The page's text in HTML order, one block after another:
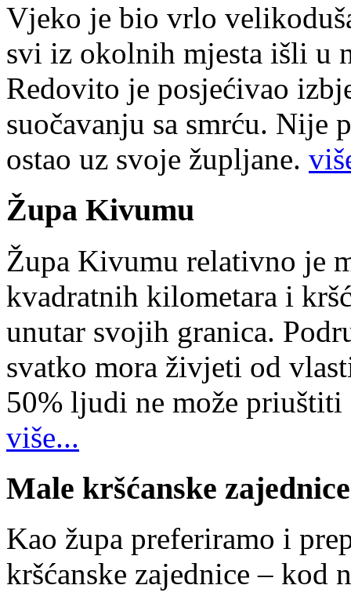
Vjeko je bio vrlo
svi iz okolnih mjesta išli u
Redovito je posjećivao
suočavanju sa smrću. Nije
ostao uz svoje župljane.
Župa Kivumu
Župa Kivumu relativno je
kvadratnih kilometara i
unutar svojih granica.
svatko mora živjeti od
50% ljudi ne može
više...
Male kršćanske zajednice
Kao župa preferiramo i
kršćanske zajednice – kod